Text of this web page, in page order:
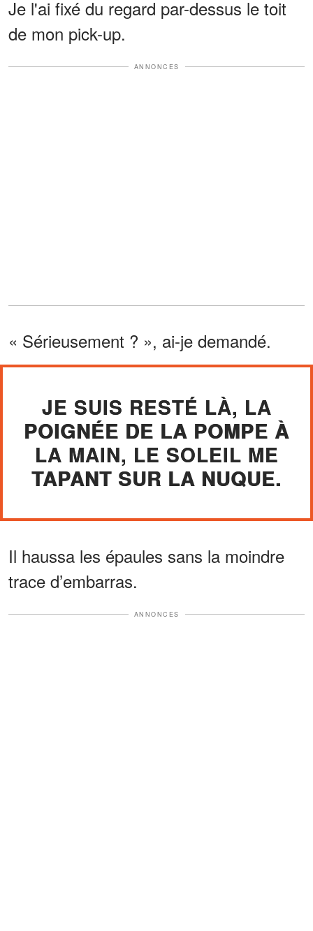
Je l'ai fixé du regard par-dessus le toit
de mon pick-up.
ANNONCES
« Sérieusement ? », ai-je demandé.
JE SUIS RESTÉ LÀ, LA
POIGNÉE DE LA POMPE À
LA MAIN, LE SOLEIL ME
TAPANT SUR LA NUQUE.
Il haussa les épaules sans la moindre
trace d’embarras.
ANNONCES